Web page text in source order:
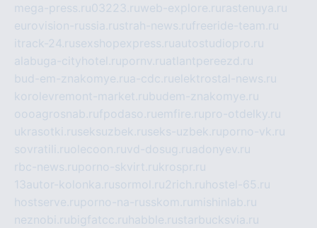
mega-press.ru03223.ruweb-explore.ru rastenuya.ru
eurovision-russia.rustrah-news.rufreeride-team.ru
itrack-24.rusexshopexpress.ruautostudiopro.ru
alabuga-cityhotel.rupornv.ruatlantpereezd.ru
bud-em-znakomye.rua-cdc.ruelektrostal-news.ru
korolevremont-market.rubudem-znakomye.ru
oooagrosnab.rufpodaso.ruemfire.rupro-otdelky.ru
ukrasotki.ruseksuzbek.ruseks-uzbek.ruporno-vk.ru
sovratili.ruolecoon.ruvd-dosug.ruadonyev.ru
rbc-news.ruporno-skvirt.rukrospr.ru
13autor-kolonka.rusormol.ru2rich.ru hostel-65.ru
hostserve.ruporno-na-russkom.ru mishinlab.ru
neznobi.rubigfatcc.ru habble.rustarbucksvia.ru